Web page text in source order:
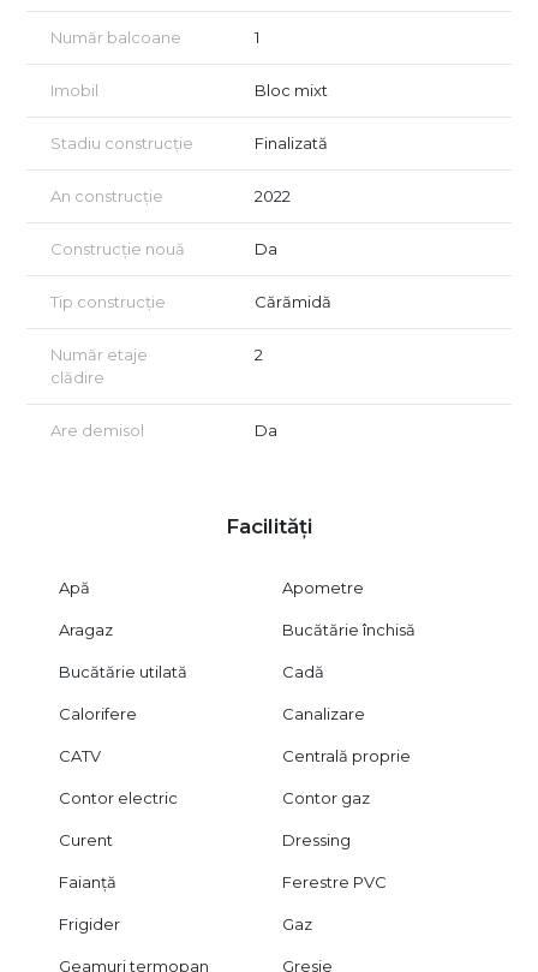
Număr balcoane 1
Imobil Bloc mixt
Stadiu construcție Finalizată
An construcție 2022
Construcție nouă Da
Tip construcție Cărămidă
Număr etaje
clădire
2
Are demisol Da
Facilități
Apă Apometre
Aragaz Bucătărie închisă
Bucătărie utilată Cadă
Calorifere Canalizare
CATV Centrală proprie
Contor electric Contor gaz
Curent Dressing
Faianță Ferestre PVC
Frigider Gaz
Geamuri termopan Gresie